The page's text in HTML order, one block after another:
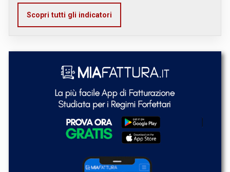
Scopri tutti gli indicatori